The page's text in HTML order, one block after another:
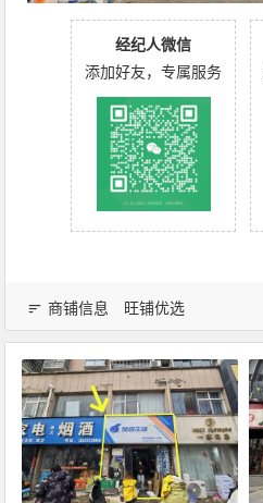
经纪人微信
添加好友，专属服务
商铺信息 旺铺优选